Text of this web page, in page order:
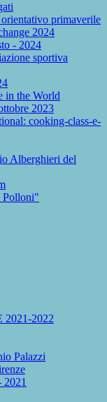
primaverile
2024
- 2024
sportiva
in the World
2023
cooking-class-e-
Alberghieri del
Polloni"
2021-2022
Palazzi
2021